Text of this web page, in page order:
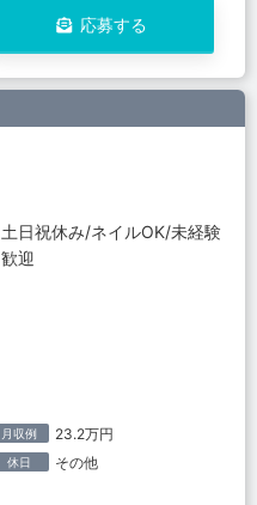
応募する
土日祝休み/ネイルOK/未経験
歓迎
月収例 23.2万円
休日 その他